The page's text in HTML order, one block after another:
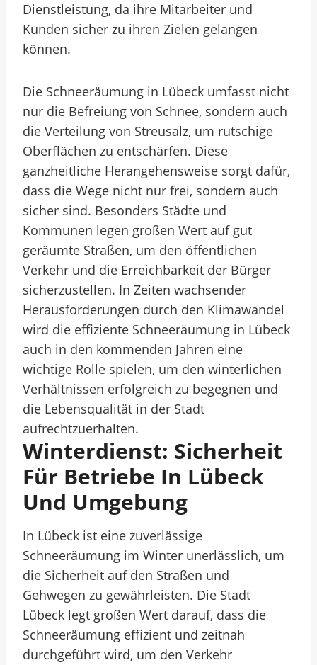
Dienstleistung, da ihre Mitarbeiter und
Kunden sicher zu ihren Zielen gelangen
können.
Die Schneeräumung in Lübeck umfasst nicht
nur die Befreiung von Schnee, sondern auch
die Verteilung von Streusalz, um rutschige
Oberflächen zu entschärfen. Diese
ganzheitliche Herangehensweise sorgt dafür,
dass die Wege nicht nur frei, sondern auch
sicher sind. Besonders Städte und
Kommunen legen großen Wert auf gut
geräumte Straßen, um den öffentlichen
Verkehr und die Erreichbarkeit der Bürger
sicherzustellen. In Zeiten wachsender
Herausforderungen durch den Klimawandel
wird die effiziente Schneeräumung in Lübeck
auch in den kommenden Jahren eine
wichtige Rolle spielen, um den winterlichen
Verhältnissen erfolgreich zu begegnen und
die Lebensqualität in der Stadt
aufrechtzuerhalten.
Winterdienst: Sicherheit
Für Betriebe In Lübeck
Und Umgebung
In Lübeck ist eine zuverlässige
Schneeräumung im Winter unerlässlich, um
die Sicherheit auf den Straßen und
Gehwegen zu gewährleisten. Die Stadt
Lübeck legt großen Wert darauf, dass die
Schneeräumung effizient und zeitnah
durchgeführt wird, um den Verkehr